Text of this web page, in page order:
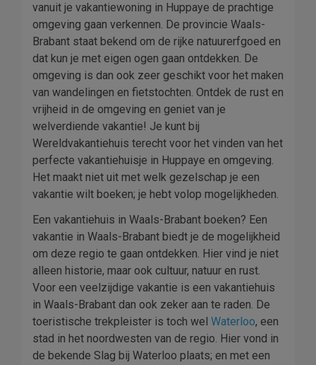
vanuit je vakantiewoning in Huppaye de prachtige
omgeving gaan verkennen. De provincie Waals-
Brabant staat bekend om de rijke natuurerfgoed en
dat kun je met eigen ogen gaan ontdekken. De
omgeving is dan ook zeer geschikt voor het maken
van wandelingen en fietstochten. Ontdek de rust en
vrijheid in de omgeving en geniet van je
welverdiende vakantie! Je kunt bij
Wereldvakantiehuis terecht voor het vinden van het
perfecte vakantiehuisje in Huppaye en omgeving.
Het maakt niet uit met welk gezelschap je een
vakantie wilt boeken; je hebt volop mogelijkheden.
Een vakantiehuis in Waals-Brabant boeken? Een
vakantie in Waals-Brabant biedt je de mogelijkheid
om deze regio te gaan ontdekken. Hier vind je niet
alleen historie, maar ook cultuur, natuur en rust.
Voor een veelzijdige vakantie is een vakantiehuis
in Waals-Brabant dan ook zeker aan te raden. De
toeristische trekpleister is toch wel Waterloo, een
stad in het noordwesten van de regio. Hier vond in
de bekende Slag bij Waterloo plaats; en met een